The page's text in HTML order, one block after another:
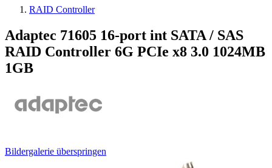
RAID Controller
Adaptec 71605 16-port int SATA / SAS
RAID Controller 6G PCIe x8 3.0 1024MB
1GB
Bildergalerie überspringen